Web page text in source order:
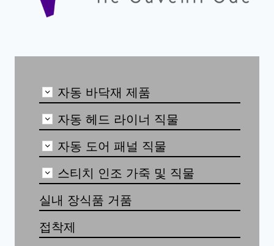
자동 바닥재 제품
자동 헤드 라이너 직물
자동 도어 패널 직물
스티치 인조 가죽 및 직물
실내 장식품 거품
접착제